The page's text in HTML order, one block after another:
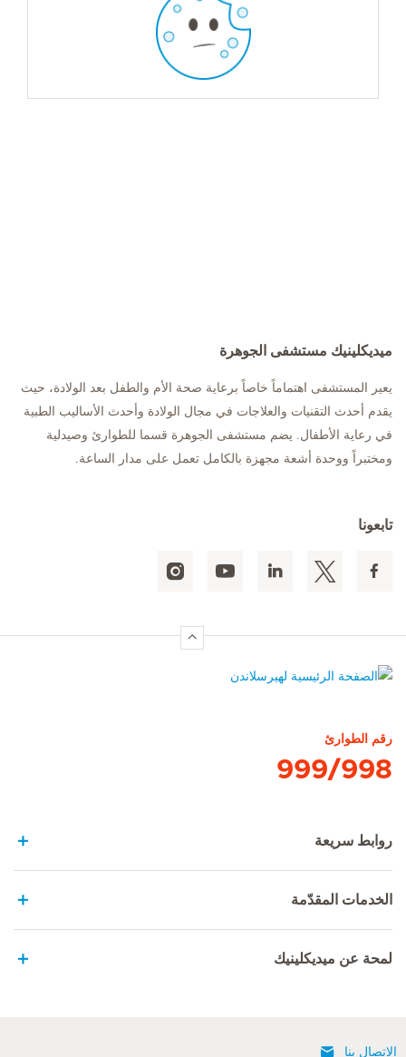
ميديكلينيك مستشفى الجوهرة
يعير المستشفى اهتماماً خاصاً برعاية صحة الأم والطفل بعد الولادة، حيث
يقدم أحدث التقنيات والعلاجات في مجال الولادة وأحدث الأساليب الطبية
في رعاية الأطفال. يضم مستشفى الجوهرة قسما للطوارئ وصيدلية
ومختبراً ووحدة أشعة مجهزة بالكامل تعمل على مدار الساعة.
تابعونا
رقم الطوارئ
999/998
روابط سريعة
الخدمات المقدّمة
لمحة عن ميديكلينيك
الإتصال بنا